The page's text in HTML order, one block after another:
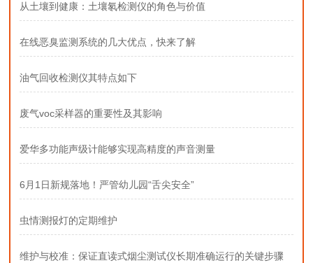
从土壤到健康：土壤氡检测仪的角色与价值
在线恶臭监测系统的几大优点，快来了解
油气回收检测仪其特点如下
废气voc采样器的重要性及其影响
爱华多功能声级计能够实现高精度的声音测量
6月1日新规落地！严管幼儿园“舌尖安全”
虫情测报灯的定期维护
维护与校准：保证直读式烟尘测试仪长期准确运行的关键步骤